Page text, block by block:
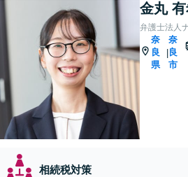
金丸
弁護士法人
奈
良
県
|
奈
良
市
相続税対策